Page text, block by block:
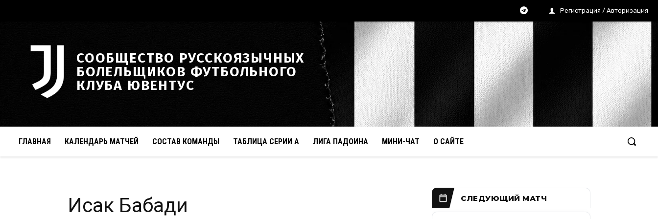
Регистрация / Авторизация
СООБЩЕСТВО РУССКОЯЗЫЧНЫХ
БОЛЕЛЬЩИКОВ ФУТБОЛЬНОГО
КЛУБА ЮВЕНТУС
ГЛАВНАЯ КАЛЕНДАРЬ МАТЧЕЙ СОСТАВ КОМАНДЫ ТАБЛИЦА СЕРИИ А ЛИГА ПАДОИНА МИНИ-ЧАТ О САЙТЕ
Исак Бабади